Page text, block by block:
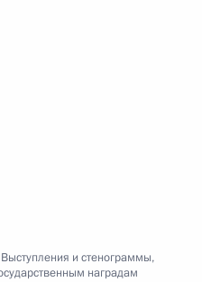
Выступления и стенограммы,
наградам